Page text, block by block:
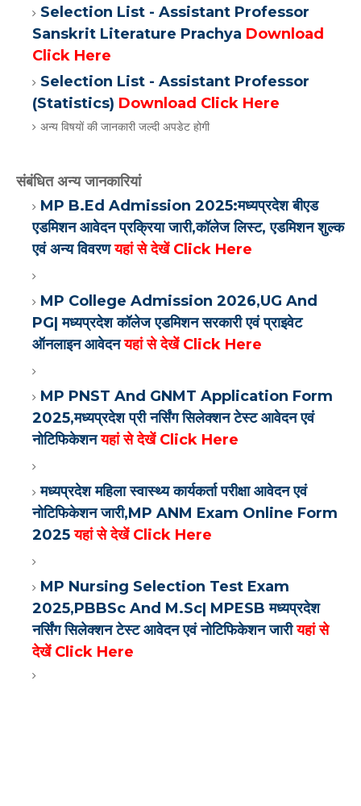
Selection List - Assistant Professor
Sanskrit Literature Prachya Download
Click Here
Selection List - Assistant Professor
(Statistics) Download Click Here
अन्य विषयों की जानकारी जल्दी अपडेट होगी
संबंधित अन्य जानकारियां
MP B.Ed Admission 2025:मध्यप्रदेश बीएड
एडमिशन आवेदन प्रक्रिया जारी,कॉलेज लिस्ट, एडमिशन शुल्क
एवं अन्य विवरणयहां से देखें Click Here
MP College Admission 2026,UG And
PG| मध्यप्रदेश कॉलेज एडमिशन सरकारी एवं प्राइवेट
ऑनलाइन आवेदनयहां से देखें Click Here
MP PNST And GNMT Application Form
2025,मध्यप्रदेश प्री नर्सिंग सिलेक्शन टेस्ट आवेदन एवं
नोटिफिकेशनयहां से देखें Click Here
मध्यप्रदेश महिला स्वास्थ्य कार्यकर्ता परीक्षा आवेदन एवं
नोटिफिकेशन जारी,MP ANM Exam Online Form
2025यहां से देखें Click Here
MP Nursing Selection Test Exam
2025,PBBSc And M.Sc| MPESB मध्यप्रदेश
नर्सिंग सिलेक्शन टेस्ट आवेदन एवं नोटिफिकेशन जारीयहां से
देखें Click Here